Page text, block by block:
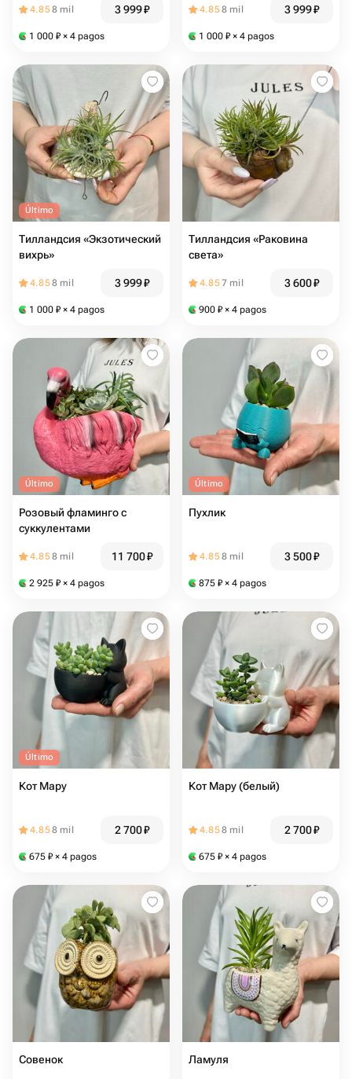
4.858 mil 3 999₽
1 000 ₽ × 4 pagos
4.858 mil 3 999₽
1 000 ₽ × 4 pagos
Último
Тилландсия «Экзотический
вихрь»
4.858 mil 3 999₽
1 000 ₽ × 4 pagos
Тилландсия «Раковина
света»
4.857 mil 3 600₽
900 ₽ × 4 pagos
Último
Розовый фламинго с
суккулентами
4.858 mil 11 700₽
2 925 ₽ × 4 pagos
Último
Пухлик
4.858 mil 3 500₽
875 ₽ × 4 pagos
Último
Кот Мару
4.858 mil 2 700₽
675 ₽ × 4 pagos
Кот Мару (белый)
4.858 mil 2 700₽
675 ₽ × 4 pagos
Совенок Ламуля